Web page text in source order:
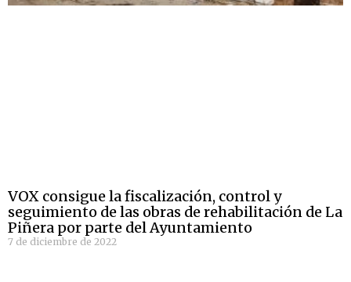
VOX consigue la fiscalización, control y
seguimiento de las obras de rehabilitación de La
Piñera por parte del Ayuntamiento
7 de diciembre de 2022